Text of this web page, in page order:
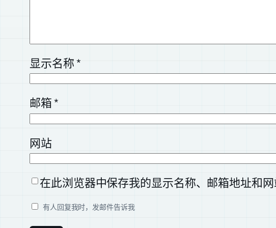
显示名称*
邮箱*
网站
在此浏览器中保存我的显示名称、邮箱地址和
有人回复我时，发邮件告诉我